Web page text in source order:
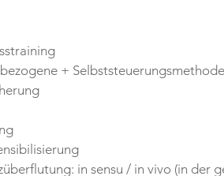
+
in sensu / in vivo (in der